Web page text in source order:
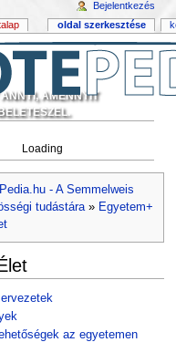
ANNYI, AMENNYIT
BELETESZEL.
Loading
- A Semmelweis
tudástára» Egyetem+
az egyetemen
oldal szerkesztése
Bejelentkezés